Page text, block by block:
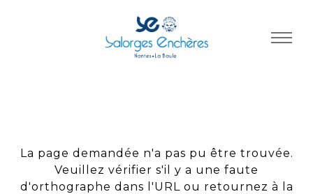
La page demandée n'a pas pu être trouvée.
Veuillez vérifier s'il y a une faute
d'orthographe dans l'URL ou retournez à la